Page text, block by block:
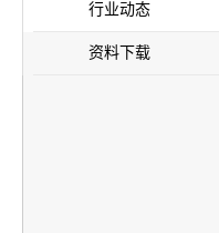
行业动态
资料下载